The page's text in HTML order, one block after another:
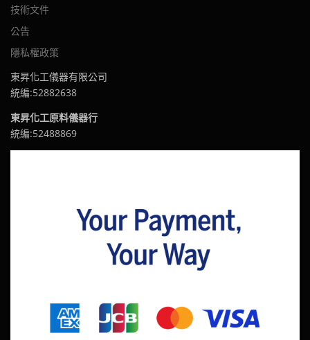
技術文件
公告
隱私權政策
東昇化工儀器有限公司
統編:52882638
東昇化工原料儀器行
統編:52488869